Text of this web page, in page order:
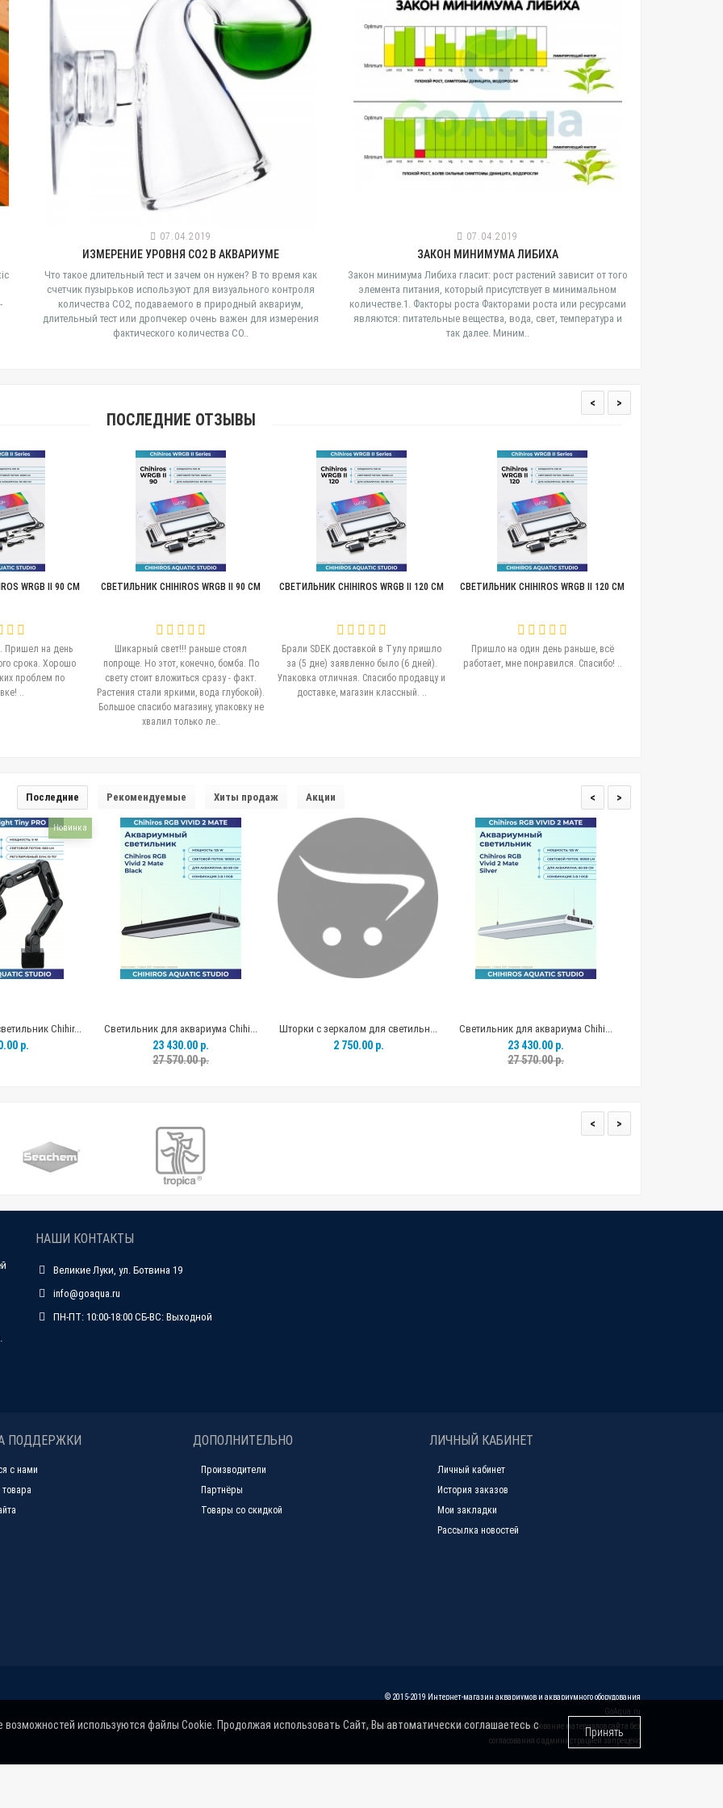
07.04.2019
ИЗМЕРЕНИЕ УРОВНЯ СО2 В АКВАРИУМЕ
Что такое длительный тест и зачем он нужен? В то время как
счетчик пузырьков используют для визуального контроля
количества CO2, подаваемого в природный аквариум,
длительный тест или дропчекер очень важен для измерения
фактического количества CO..
07.04.2019
ЗАКОН МИНИМУМА ЛИБИХА
Закон минимума Либиха гласит: рост растений зависит от того
элемента питания, который присутствует в минимальном
количестве.1. Факторы роста Факторами роста или ресурсами
являются: питательные вещества, вода, свет, температура и
так далее. Миним..
ПОСЛЕДНИЕ ОТЗЫВЫ
WRGB II 90 СМ
Пришел на день
срока. Хорошо
проблем по
..
СВЕТИЛЬНИК CHIHIROS WRGB II 90 СМ
Шикарный свет!!! раньше стоял
попроще. Но этот, конечно, бомба. По
свету стоит вложиться сразу - факт.
Растения стали яркими, вода глубокой).
Большое спасибо магазину, упаковку не
хвалил только ле..
СВЕТИЛЬНИК CHIHIROS WRGB II 120 СМ
Брали SDEK доставкой в Тулу пришло
за (5 дне) заявленно было (6 дней).
Упаковка отличная. Спасибо продавцу и
доставке, магазин классный. ..
СВЕТИЛЬНИК CHIHIROS WRGB II 120 СМ
Пришло на один день раньше, всё
работает, мне понравился. Спасибо! ..
< >
Последние Рекомендуемые Хиты продаж Акции
Новинка
Chihir...
р.
Светильник для аквариума Chihi...
23 430.00 р.
27 570.00 р.
Шторки с зеркалом для светильн...
2 750.00 р.
Светильник для аквариума Chihi...
23 430.00 р.
27 570.00 р.
< >
< >
НАШИ КОНТАКТЫ
Великие Луки, ул. Ботвина 19
info@goaqua.ru
ПН-ПТ: 10:00-18:00 СБ-ВС: Выходной
ПОДДЕРЖКИ
с нами
ДОПОЛНИТЕЛЬНО
Производители
Партнёры
Товары со скидкой
ЛИЧНЫЙ КАБИНЕТ
Личный кабинет
История заказов
Мои закладки
Рассылка новостей
© 2015-2019 Интернет-магазин аквариумов и аквариумного оборудования
GoAqua.ru
© Все права защищены. Полное или частичное копирование материалов сайта без
согласования с администрацией запрещено
используются файлы Cookie. Продолжая использовать Сайт, Вы автоматически соглашаетесь с
Принять